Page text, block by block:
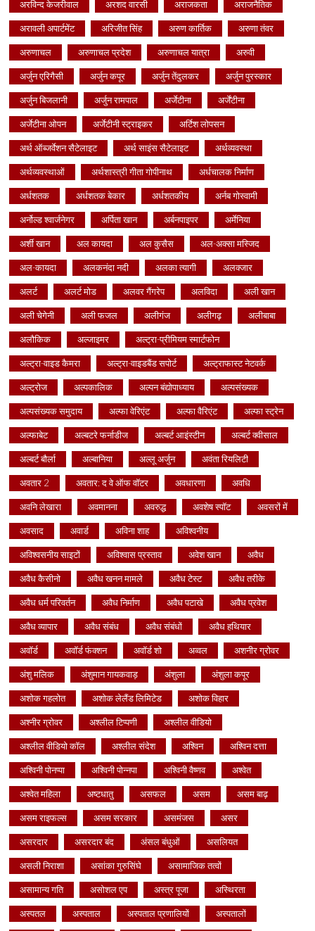
अरविन्द केजरीवाल अरशद वारसी अराजकता अराजनैतिक
अरावली अपार्टमेंट अरिजीत सिंह अरुण कार्तिक अरुणा तंवर
अरुणाचल अरुणाचल प्रदेश अरुणाचल यात्रा अरुवी
अर्जुन एरिगैसी अर्जुन कपूर अर्जुन तेंदुलकर अर्जुन पुरस्कार
अर्जुन बिजलानी अर्जुन रामपाल अर्जेटीना अर्जेंटीना
अर्जेटीना ओपन अर्जेटीनी स्ट्राइकर अर्टिश लोपसन
अर्थ ऑब्जर्वेशन सैटेलाइट अर्थ साइंस सैटेलाइट अर्थव्यवस्था
अर्थव्यवस्थाओं अर्थशास्त्री गीता गोपीनाथ अर्धचालक निर्माण
अर्धशतक अर्धशतक बेकार अर्धशतकीय अर्नब गोस्वामी
अर्नोल्ड श्वार्जनेगर अर्पिता खान अर्बनपाइपर अर्मेनिया
अर्शी खान अल कायदा अल कुसैस अल-अक्सा मस्जिद
अल-कायदा अलकनंदा नदी अलका त्यागी अलक्जार
अलर्ट अलर्ट मोड अलवर गैंगरेप अलविदा अली खान
अली चेगेनी अली फजल अलीगंज अलीगढ़ अलीबाबा
अलौकिक अल्जाइमर अल्ट्रा-प्रीमियम स्मार्टफोन
अल्ट्रा-वाइड कैमरा अल्ट्रा-वाइडबैंड सपोर्ट अल्ट्राफास्ट नेटवर्क
अल्ट्रोज अल्पकालिक अल्पन बंद्योपाध्याय अल्पसंख्यक
अल्पसंख्यक समुदाय अल्फा वेरिएंट अल्फा वैरिएंट अल्फा स्ट्रेन
अल्फाबेट अल्बटरे फर्नाडीज अल्बर्ट आइंस्टीन अल्बर्ट क्वीसाल
अल्बर्ट बौर्ला अल्बानिया अल्लू अर्जुन अवंता रियलिटी
अवतार 2 अवतार: द वे ऑफ वॉटर अवधारणा अवधि
अवनि लेखारा अवमानना अवरुद्ध अवशेष स्पॉट अवसरों में
अवसाद अवार्ड अविना शाह अविश्वनीय
अविश्वसनीय साइटों अविश्वास प्रस्ताव अवेश खान अवैध
अवैध कैसीनो अवैध खनन मामले अवैध टेस्ट अवैध तरीके
अवैध धर्म परिवर्तन अवैध निर्माण अवैध पटाखे अवैध प्रवेश
अवैध व्यापार अवैध संबंध अवैध संबंधों अवैध हथियार
अवॉर्ड अवॉर्ड फंक्शन अवॉर्ड शो अव्वल अशनीर ग्रोवर
अंशु मलिक अंशुमान गायकवाड़ अंशुला अंशुला कपूर
अशोक गहलोत अशोक लेलैंड लिमिटेड अशोक विहार
अश्नीर ग्रोवर अश्लील टिप्पणी अश्लील वीडियो
अश्लील वीडियो कॉल अश्लील संदेश अश्विन अश्विन दत्ता
अश्विनी पोनप्पा अश्विनी पोन्नपा अश्विनी वैष्णव अश्वेत
अश्वेत महिला अष्टधातु असफल असम असम बाढ़
असम राइफल्स असम सरकार असमंजस असर
असरदार असरदार बंद अंसल बंधुओं असलियत
असली निराशा असांका गुरुसिंघे असामाजिक तत्वों
असामान्य गति असोशल एप अस्त्र पूजा अस्थिरता
अस्पतल अस्पताल अस्पताल प्रणालियों अस्पतालों